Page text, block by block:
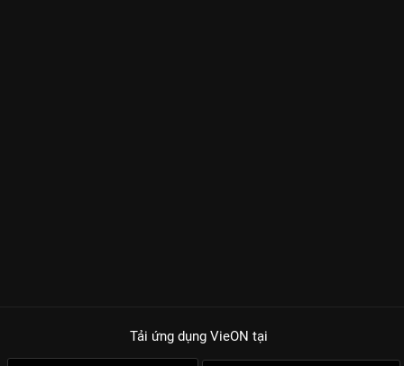
Tải ứng dụng VieON tại